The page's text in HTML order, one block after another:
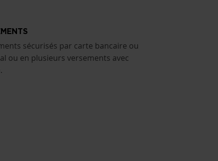
sécurisés par carte bancaire ou
ou en plusieurs versements avec